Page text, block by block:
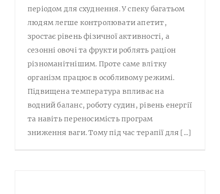
періодом для схуднення. У спеку багатьом
людям легше контролювати апетит,
зростає рівень фізичної активності, а
сезонні овочі та фрукти роблять раціон
різноманітнішим. Проте саме влітку
організм працює в особливому режимі.
Підвищена температура впливає на
водний баланс, роботу судин, рівень енергії
та навіть переносимість програм
зниження ваги. Тому під час терапії для [...]